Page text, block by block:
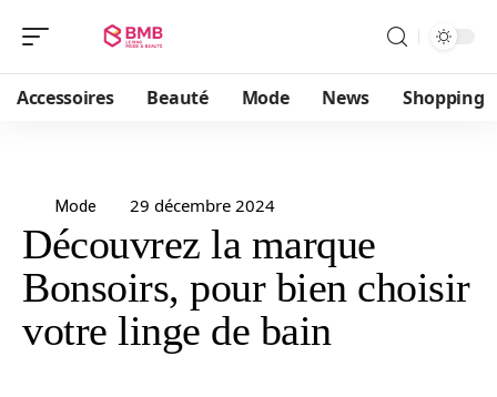
Accessoires Beauté Mode News Shopping
Mode 29 décembre 2024
Découvrez la marque
Bonsoirs, pour bien choisir
votre linge de bain